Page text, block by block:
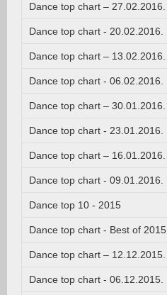
Dance top chart – 27.02.2016.
Dance top chart - 20.02.2016.
Dance top chart – 13.02.2016.
Dance top chart - 06.02.2016.
Dance top chart – 30.01.2016.
Dance top chart - 23.01.2016.
Dance top chart – 16.01.2016.
Dance top chart - 09.01.2016.
Dance top 10 - 2015
Dance top chart - Best of 2015
Dance top chart – 12.12.2015.
Dance top chart - 06.12.2015.